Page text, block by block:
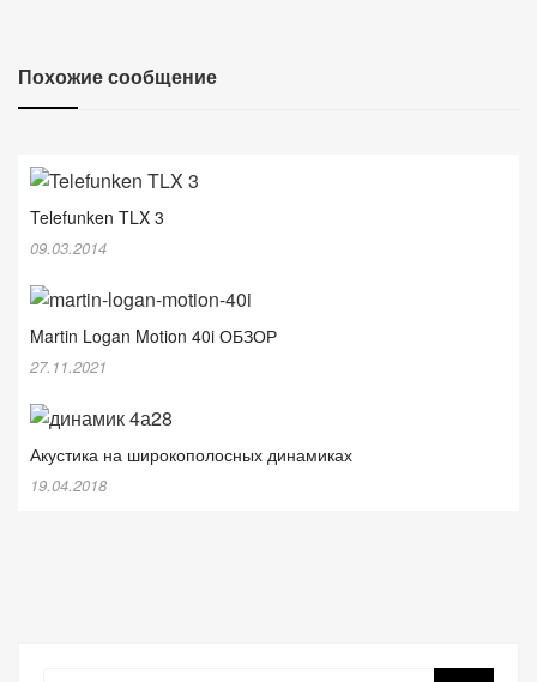
Похожие сообщение
Telefunken TLX 3
09.03.2014
Martin Logan Motion 40i ОБЗОР
27.11.2021
Акустика на широкополосных динамиках
19.04.2018